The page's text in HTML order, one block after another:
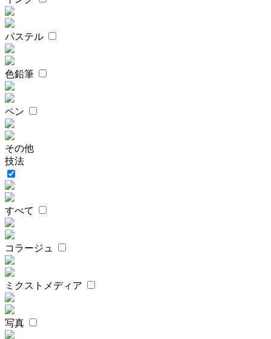
パステル
色鉛筆
ペン
その他
技法
すべて
コラージュ
ミクストメディア
写真